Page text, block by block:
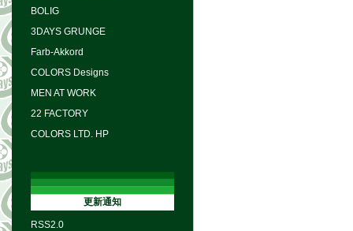
BOLIG
3DAYS GRUNGE
Farb-Akkord
COLORS Designs
MEN AT WORK
22 FACTORY
COLORS LTD. HP
更新通知
RSS2.0